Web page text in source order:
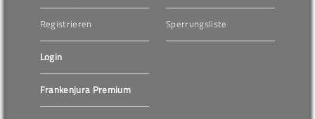
Registrieren
Login
Frankenjura Premium
Sperrungsliste